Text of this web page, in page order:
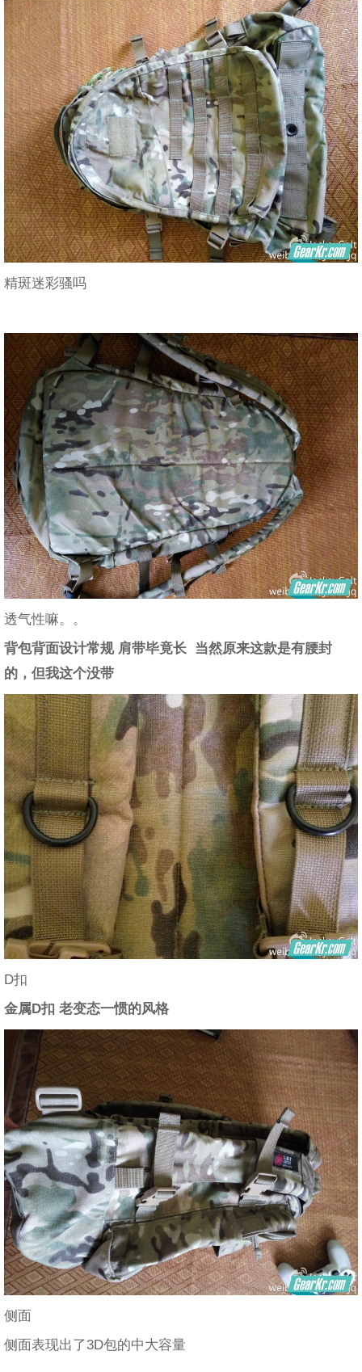
精斑迷彩骚吗
透气性嘛。。
背包背面设计常规 肩带毕竟长 当然原来这款是有腰封
的，但我这个没带
D扣
金属D扣 老变态一惯的风格
侧面
侧面表现出了3D包的中大容量